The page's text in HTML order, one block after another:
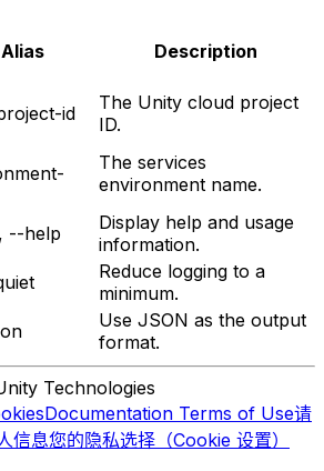
Alias Description
id
The Unity cloud project
ID.
The services
environment name.
--help
Display help and usage
information.
Reduce logging to a
minimum.
Use JSON as the output
format.
Technologies
Documentation Terms of Use请
信息您的隐私选择（Cookie 设置）